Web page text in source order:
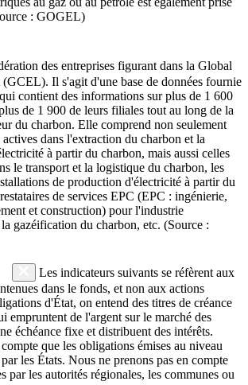
: GOGEL)
des entreprises figurant dans la Global
Il s'agit d'une base de données fournie
contient des informations sur plus de 1 600
de 1 900 de leurs filiales tout au long de la
du charbon. Elle comprend non seulement
actives dans l'extraction du charbon et la
à partir du charbon, mais aussi celles
le transport et la logistique du charbon, les
de production d'électricité à partir du
de services EPC (EPC : ingénierie,
et construction) pour l'industrie
gazéification du charbon, etc. (Source :
Les indicateurs suivants se réfèrent aux
dans le fonds, et non aux actions
d'État, on entend des titres de créance
empruntent de l'argent sur le marché des
échéance fixe et distribuent des intérêts.
que les obligations émises au niveau
les États. Nous ne prenons pas en compte
par les autorités régionales, les communes ou